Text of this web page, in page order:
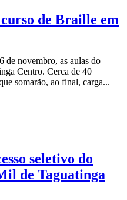
de Braille em
de novembro, as aulas do
Centro. Cerca de 40
somarão, ao final, carga...
seletivo do
de Taguatinga